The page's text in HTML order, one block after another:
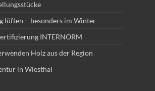
lüften – besonders im Winter
INTERNORM
Holz aus der Region
in Wiesthal